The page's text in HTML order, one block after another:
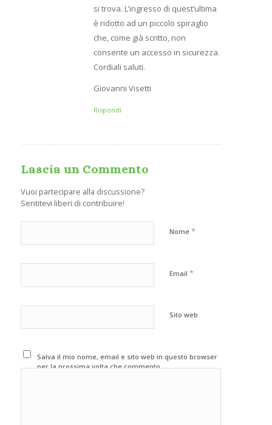
si trova. L’ingresso di quest’ultima
è ridotto ad un piccolo spiraglio
che, come già scritto, non
consente un accesso in sicurezza.
Cordiali saluti.
Giovanni Visetti
Rispondi
Lascia un Commento
Vuoi partecipare alla discussione?
Sentitevi liberi di contribuire!
Nome *
Email *
Sito web
Salva il mio nome, email e sito web in questo browser
per la prossima volta che commento.